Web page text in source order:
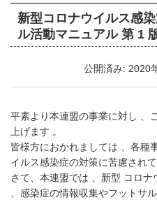
新型コロナウイルス感
ル活動マニュアル 第 1
公開済み: 2020
平素より本連盟の事業に対し 、
上げます 。
皆様方におかれましては 、各種
イルス感染症の対策に苦慮され
さて、本連盟では 、新型 コロ
、感染症の情報収集やフットサ